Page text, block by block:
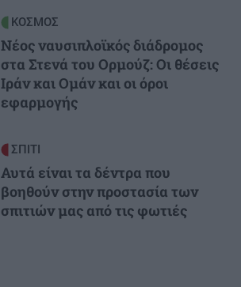
ΚΟΣΜΟΣ
Νέος ναυσιπλοϊκός διάδρομος
στα Στενά του Ορμούζ: Οι θέσεις
Ιράν και Ομάν και οι όροι
εφαρμογής
ΣΠΙΤΙ
Αυτά είναι τα δέντρα που
βοηθούν στην προστασία των
σπιτιών μας από τις φωτιές